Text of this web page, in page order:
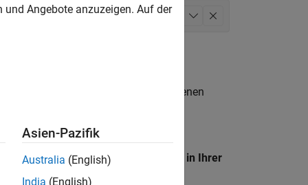
Model Team
. Wenn Sie noch immer keine offenen
unseres
Standort, um alle Stellenangebote in Ihrer
Angebote anzuzeigen. Auf der
Asien-Pazifik
Australia (English)
India (English)